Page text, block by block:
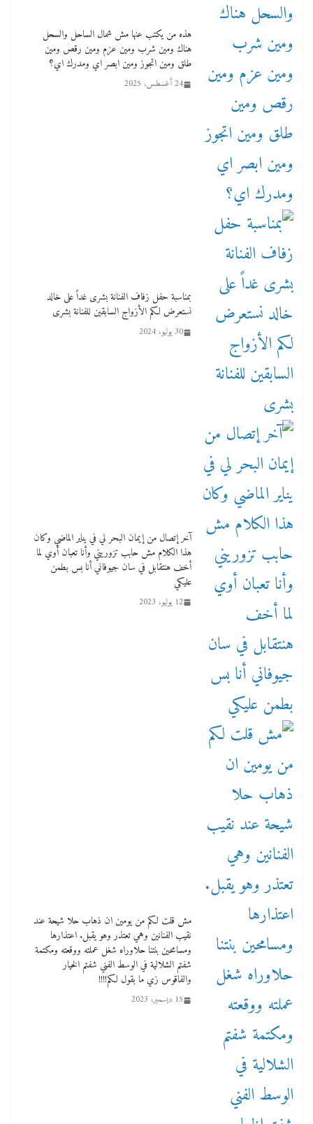
هذه من يكتب عنها مش شمال الساحل والسحل
هناك ومين شرب ومين عزم ومين رقص ومين
طلق ومين اتجوز ومين ابصر اي ومدرك اي؟
24 أغسطس، 2025
بمناسبة حفل زفاف الفنانة بشرى غداً على خالد
نستعرض لكم الأزواج السابقين للفنانة بشرى
30 يوليو، 2024
آخر إتصال من إيمان البحر لي في يناير الماضي وكان
هذا الكلام مش حابب تزوريني وأنا تعبان أوي لما
أخف هنتقابل في سان جيوفاني أنا بس بطمن
عليكي
12 يوليو، 2023
مش قلت لكم من يومين ان ذهاب حلا شيحة عند
نقيب الفنانين وهي تعتذر وهو يقبل. اعتذارها
ومسامحين بنتنا حلاوراه شغل عملته ووقعته ومكتمة
شفتم الشلالية في الوسط الفني شفتم الخيار
والفاقوس زي ما بقول لكم!!!!
15 ديسمبر، 2023